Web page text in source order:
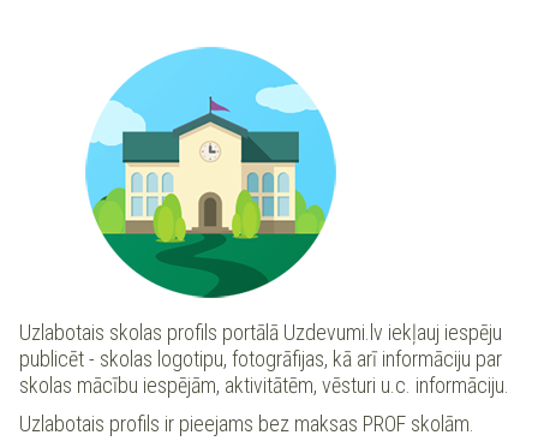
Uzlabotais skolas profils portālā Uzdevumi.lv iekļauj iespēju
publicēt - skolas logotipu, fotogrāfijas, kā arī informāciju par
skolas mācību iespējām, aktivitātēm, vēsturi u.c. informāciju.
Uzlabotais profils ir pieejams bez maksas PROF skolām.